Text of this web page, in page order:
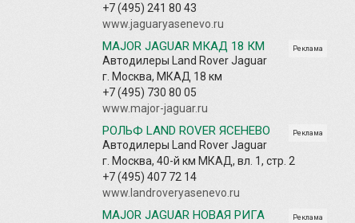
+7 (495) 241 80 43
www.jaguaryasenevo.ru
Реклама
MAJOR JAGUAR МКАД 18 КМ
Автодилеры Land Rover Jaguar
г. Москва, МКАД 18 км
+7 (495) 730 80 05
www.major-jaguar.ru
Реклама
РОЛЬФ LAND ROVER ЯСЕНЕВО
Автодилеры Land Rover Jaguar
г. Москва, 40-й км МКАД, вл. 1, стр. 2
+7 (495) 407 72 14
www.landroveryasenevo.ru
Реклама
MAJOR JAGUAR НОВАЯ РИГА